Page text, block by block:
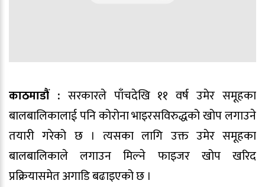
काठमाडौं : सरकारले पाँचदेखि ११ वर्ष उमेर समूहका
बालबालिकालाई पनि कोरोना भाइरसविरुद्धको खोप लगाउने
तयारी गरेको छ । त्यसका लागि उक्त उमेर समूहका
बालबालिकाले लगाउन मिल्ने फाइजर खोप खरिद
प्रक्रियासमेत अगाडि बढाइएको छ ।